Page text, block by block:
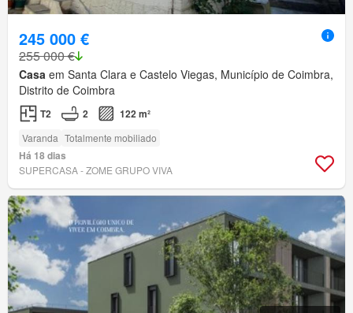
245 000 €
255 000 €
Casa em Santa Clara e Castelo Viegas, Município de Coimbra,
Distrito de Coimbra
T2 2 122 m²
Varanda Totalmente mobiliado
Há 18 dias
SUPERCASA - ZOME GRUPO VIVA